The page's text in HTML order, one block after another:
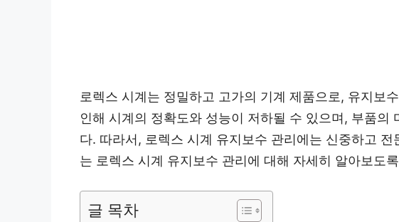
로렉스 시계는 정밀하고 고가의 기계 제품으로, 유지보
인해 시계의 정확도와 성능이 저하될 수 있으며, 부품의
다. 따라서, 로렉스 시계 유지보수 관리에는 신중하고
는 로렉스 시계 유지보수 관리에 대해 자세히 알아보도
글 목차